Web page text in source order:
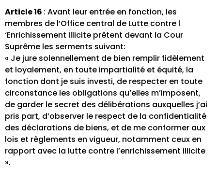
Article 16 : Avant leur entrée en fonction, les
membres de l’Office central de Lutte contre l
‘Enrichissement illicite prêtent devant la Cour
Suprême les serments suivant:
« Je jure solennellement de bien remplir fidèlement
et loyalement, en toute impartialité et équité, la
fonction dont je suis investi, de respecter en toute
circonstance les obligations qu’elles m’imposent,
de garder le secret des délibérations auxquelles j’ai
pris part, d’observer le respect de la confidentialité
des déclarations de biens, et de me conformer aux
lois et règlements en vigueur, notamment ceux en
rapport avec la lutte contre l’enrichissement illicite
».